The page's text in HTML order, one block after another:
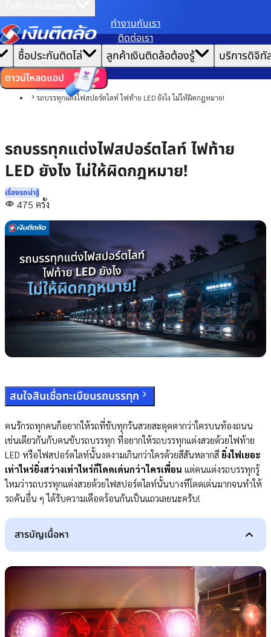
ทํางานกับเรา
ติดต่อเรา
| ซื้อประกันติดโล่ ลูกค้าเงินติดล้อต้องรู้ บริการดิจิทั
ดาวน์โหลดแอป
หน้าแรก
บทความ
เรื่องรถน่ารู้
รถบรรทุก
รถบรรทุกแต่งไฟสปอร์ตไลท์ ไฟท้าย LED ยังไง ไม่ให้ผิดกฎหมาย!
รถบรรทุกแต่งไฟสปอร์ตไลท์ ไฟท้าย
LED ยังไง ไม่ให้ผิดกฎหมาย!
เรื่องรถน่ารู้
475 ครั้ง
สนใจสินเชื่อทะเบียนรถบรรทุก
คนรักรถทุกคนก็อยากให้รถที่ขับทุกวันสวยสะดุดตากว่าใครบนท้องถนน
เช่นเดียวกันกับคนขับรถบรรทุก ที่อยากให้รถบรรทุกแต่งสวยด้วยไฟท้าย
LED หรือไฟสปอร์ตไลท์นั้นงดงามเกินกว่าใครด้วยสีสันหลากสี ยิ่งไฟเยอะ
เท่าไหร่ยิ่งสว่างเท่าไหร่ก็โดดเด่นกว่าใครเพื่อน แต่คนแต่งรถบรรทุกรู้
ไหมว่ารถบรรทุกแต่งสวยด้วยไฟสปอร์ตไลท์นั้นบางทีโดดเด่นมากจนทำให้
รถคันอื่น ๆ ได้รับความเดือดร้อนกันเป็นแถวเลยนะครับ!
สารบัญเนื้อหา
อยากแต่งรถบรรทุกด้วยไฟสปอร์ตไลท์ และไฟท้าย LED ทำยังไง?
ไฟท้าย LED รถบรรทุกแต่งสวย ๆ ใส่ไฟสปอร์ตไลท์ให้แจ่ม ใครออกเงิน?
รถบรรทุกแต่งไฟสปอร์ตไลท์ ไฟ LED ผิดกฎหมายไหม?
ทำไมแต่งรถบรรทุกด้วยไฟสปอร์ตทไลท์ ไฟ LED ถึงผิดกฎหมาย
วิธีติดไฟสปอร์ตไลท์ ไฟ LED ท้ายรถบรรทุก ให้ถูกกฎหมาย!
ระวังโดนแจ้ง! ใครฝ่าฝืนแต่งรถบรรทุกสวยด้วยไฟสปอร์ตไลท์
เราขอเก็บข้อมูลตาม นโยบายการใช้คุกกี้เพื่อมอบประสบการณ์การใช้งานเว็บไซต์ที่ดีที่สุดให้
คุณ
ตั้งค่าคุกกี้ ยอมรับคุกกี้ทั้งหมด